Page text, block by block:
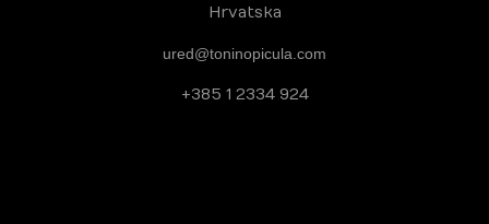
Hrvatska
ured@toninopicula.com
+385 1 2334 924